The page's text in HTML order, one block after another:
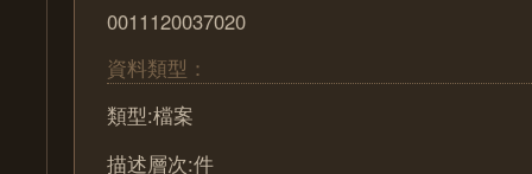
0011120037020
資料類型：
類型:檔案
描述層次:件